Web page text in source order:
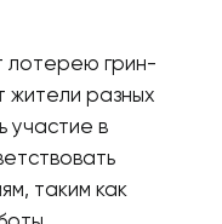
лотерею грин-
жители разных
участие в
таким как